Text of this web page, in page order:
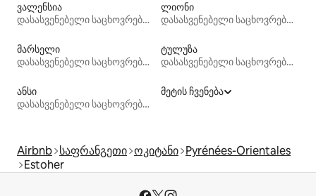
ვალენსია
დასასვენებელი საცხოვრებლები
ლიონი
დასასვენებელი საცხოვრებლები
მარსელი
დასასვენებელი საცხოვრებლები
ტულუზა
დასასვენებელი საცხოვრებლები
ანსი
დასასვენებელი საცხოვრებლები
მეტის ჩვენება
Airbnb საფრანგეთი ოკიტანი Pyrénées-Orientales
Estoher